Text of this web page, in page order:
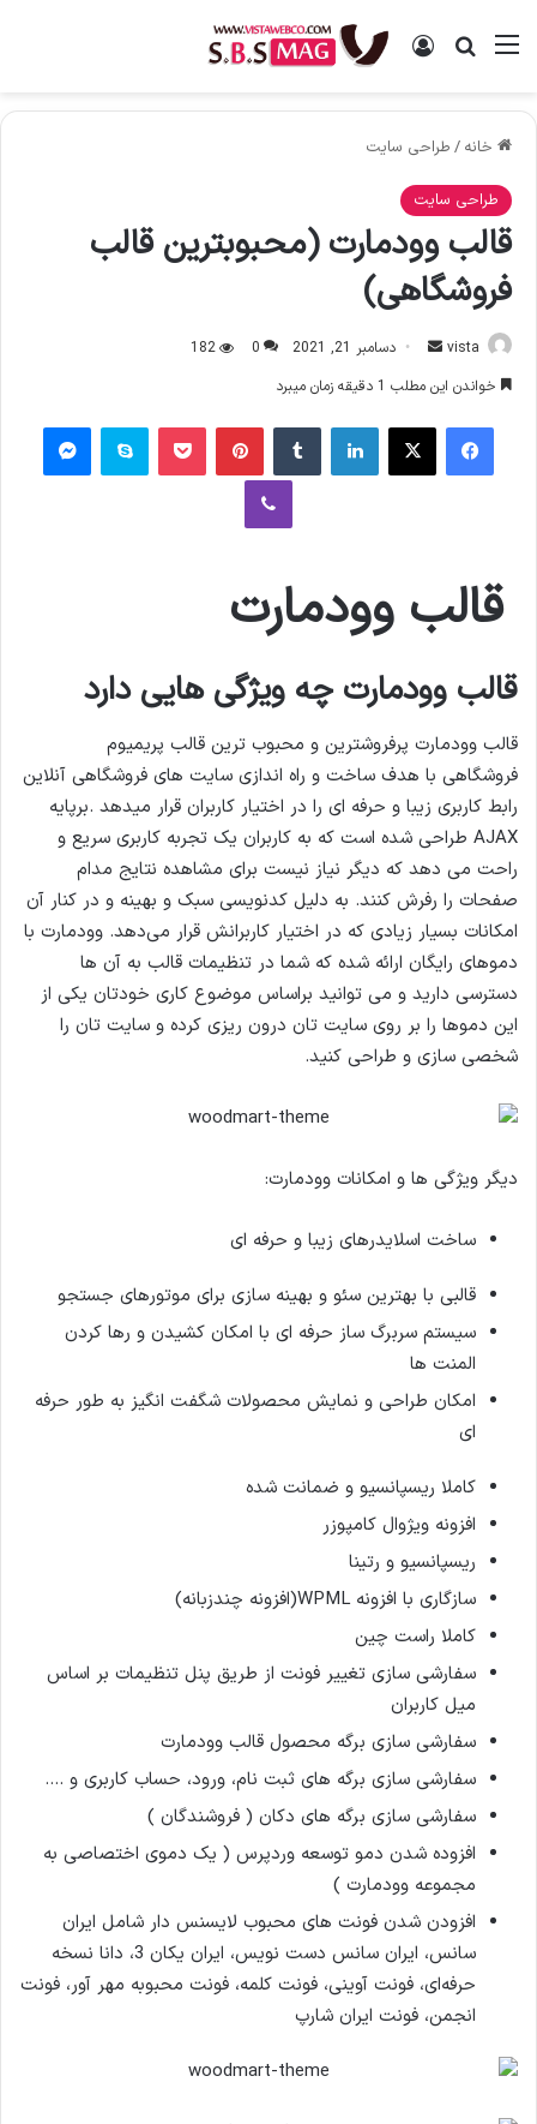
منو جستجو برای
ورود
خانه / طراحی سایت
طراحی سایت
قالب وودمارت (محبوبترین قالب
فروشگاهی)
vista
ا
ل
دسامبر 21, 2021 0
182
خواندن این مطلب 1 دقیقه زمان میبرد
فیس بوک لینکدین ‫پین‌ترست پاکت اسکایپ
وایبر
قالب وودمارت
قالب وودمارت چه ویژگی هایی دارد
قالب وودمارت پرفروشترین و محبوب ترین قالب پریمیوم
فروشگاهی با هدف ساخت و راه اندازی سایت های فروشگاهی آنلاین
رابط کاربری زیبا و حرفه ای را در اختیار کاربران قرار میدهد .برپایه
AJAX طراحی شده است که به کاربران یک تجربه کاربری سریع و
راحت می دهد که دیگر نیاز نیست برای مشاهده نتایج مدام
صفحات را رفرش کنند. به دلیل کدنویسی سبک و بهینه و در کنار آن
امکانات بسیار زیادی که در اختیار کاربرانش قرار می‌دهد. وودمارت با
دموهای رایگان ارائه شده که شما در تنظیمات قالب به آن ها
دسترسی دارید و می توانید براساس موضوع کاری خودتان یکی از
این دموها را بر روی سایت تان درون ریزی کرده و سایت تان را
شخصی سازی و طراحی کنید.
دیگر ویژگی ها و امکانات وودمارت:
ساخت اسلایدرهای زیبا و حرفه ای
قالبی با بهترین سئو و بهینه سازی برای موتورهای جستجو
سیستم سربرگ ساز حرفه ای با امکان کشیدن و رها کردن
المنت ها
امکان طراحی و نمایش محصولات شگفت انگیز به طور حرفه
ای
کاملا ریسپانسیو و ضمانت شده
افزونه ویژوال کامپوزر
ریسپانسیو و رتینا
سازگاری با افزونه WPML(افزونه چندزبانه)
کاملا راست چین
سفارشی سازی تغییر فونت از طریق پنل تنظیمات بر اساس
میل کاربران
سفارشی سازی برگه محصول قالب وودمارت
سفارشی سازی برگه های ثبت نام، ورود، حساب کاربری و ….
سفارشی سازی برگه های دکان ( فروشندگان )
افزوده شدن دمو توسعه وردپرس ( یک دموی اختصاصی به
مجموعه وودمارت )
افزودن شدن فونت های محبوب لایسنس دار شامل ایران
سانس، ایران سانس دست نویس، ایران یکان 3، دانا نسخه
حرفه‌ای، فونت آوینی، فونت کلمه، فونت محبوبه مهر آور، فونت
انجمن، فونت ایران شارپ